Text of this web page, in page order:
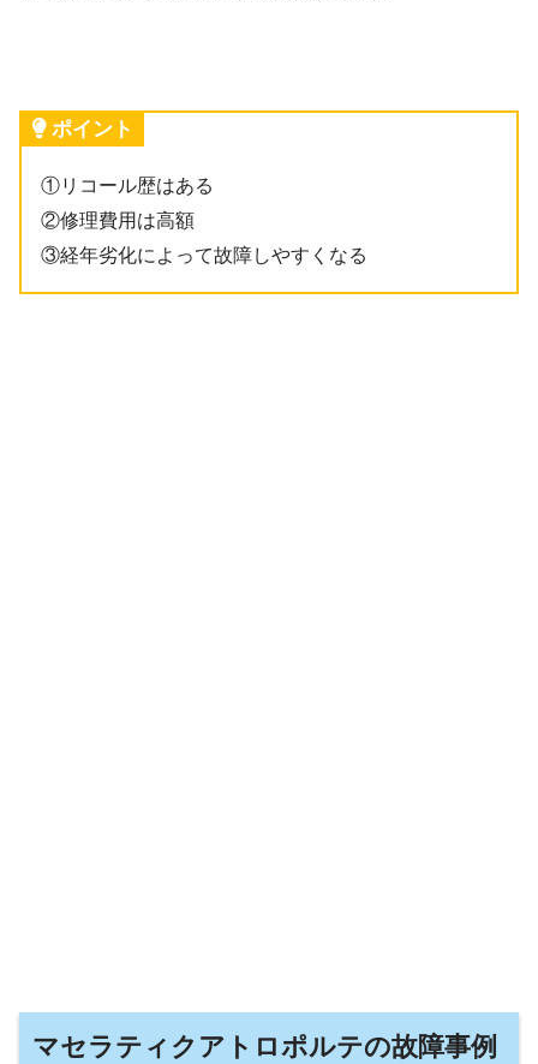
ポイント
①リコール歴はある
②修理費用は高額
③経年劣化によって故障しやすくなる
マセラティクアトロポルテの故障事例